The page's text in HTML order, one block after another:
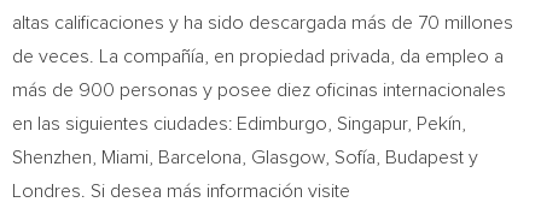
altas calificaciones y ha sido descargada más de 70 millones
de veces. La compañía, en propiedad privada, da empleo a
más de 900 personas y posee diez oficinas internacionales
en las siguientes ciudades: Edimburgo, Singapur, Pekín,
Shenzhen
Miami Barcelona Glasgow , Sofía, Budapest y
Londres. Si desea más información visite